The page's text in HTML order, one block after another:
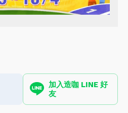
加入造咖 LINE 好
友